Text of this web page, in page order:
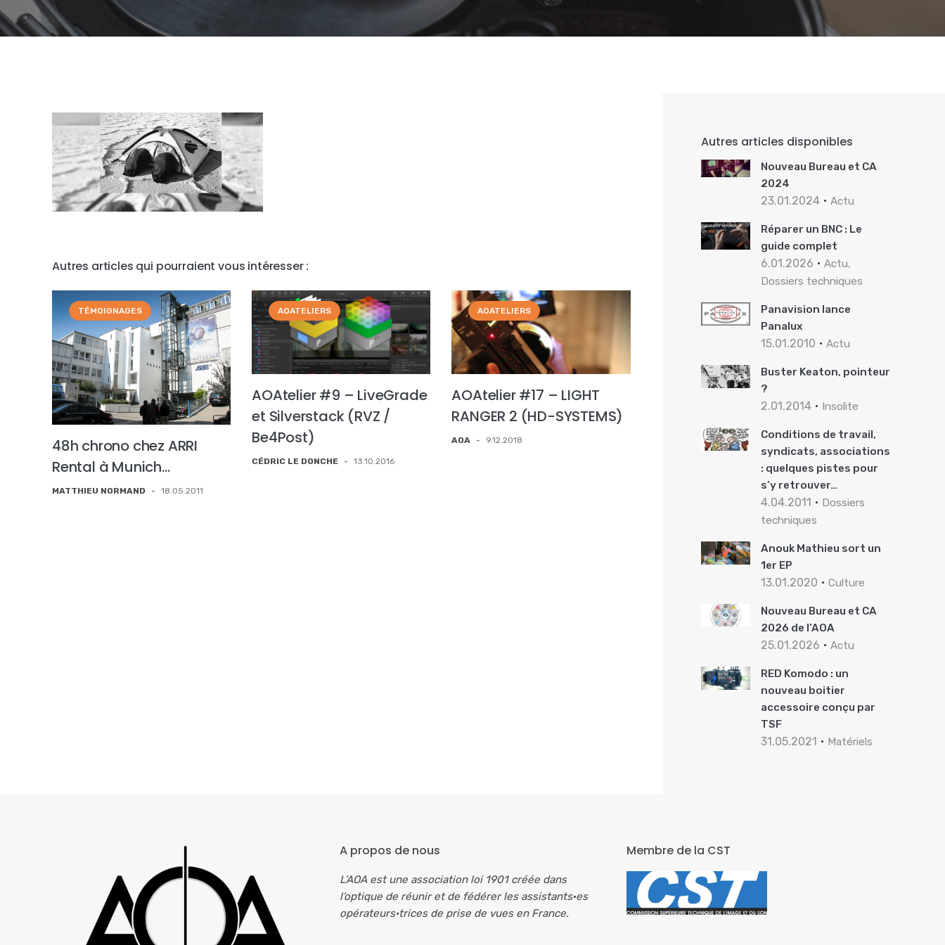
Autres articles qui pourraient vous intéresser :
TÉMOIGNAGES
48h chrono chez ARRI
Rental à Munich…
MATTHIEU NORMAND - 18.05.2011
AOATELIERS
AOAtelier #9 – LiveGrade
et Silverstack (RVZ /
Be4Post)
CÉDRIC LE DONCHE - 13.10.2016
AOATELIERS
AOAtelier #17 – LIGHT
RANGER 2 (HD-SYSTEMS)
AOA - 9.12.2018
Autres articles disponibles
Nouveau Bureau et CA
2024
23.01.2024 Actu
Réparer un BNC : Le
guide complet
6.01.2026
Actu,
Dossiers techniques
Panavision lance
Panalux
15.01.2010 Actu
Buster Keaton, pointeur
?
2.01.2014 Insolite
Conditions de travail,
syndicats, associations
: quelques pistes pour
s’y retrouver…
4.04.2011
Dossiers
techniques
Anouk Mathieu sort un
1er EP
13.01.2020 Culture
Nouveau Bureau et CA
2026 de l’AOA
25.01.2026 Actu
RED Komodo : un
nouveau boitier
accessoire conçu par
TSF
31.05.2021 Matériels
A propos de nous
L’AOA est une association loi 1901 créée dans
l’optique de réunir et de fédérer les assistants·es
opérateurs·trices de prise de vues en France.
Membre de la CST